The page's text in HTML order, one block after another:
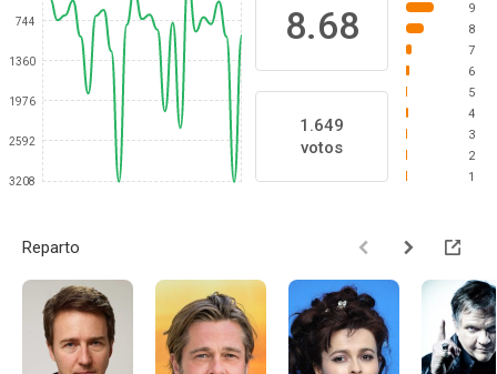
744
1360
1976
2592
3208
8.68
1.649
votos
9
8
7
6
5
4
3
2
1
Reparto